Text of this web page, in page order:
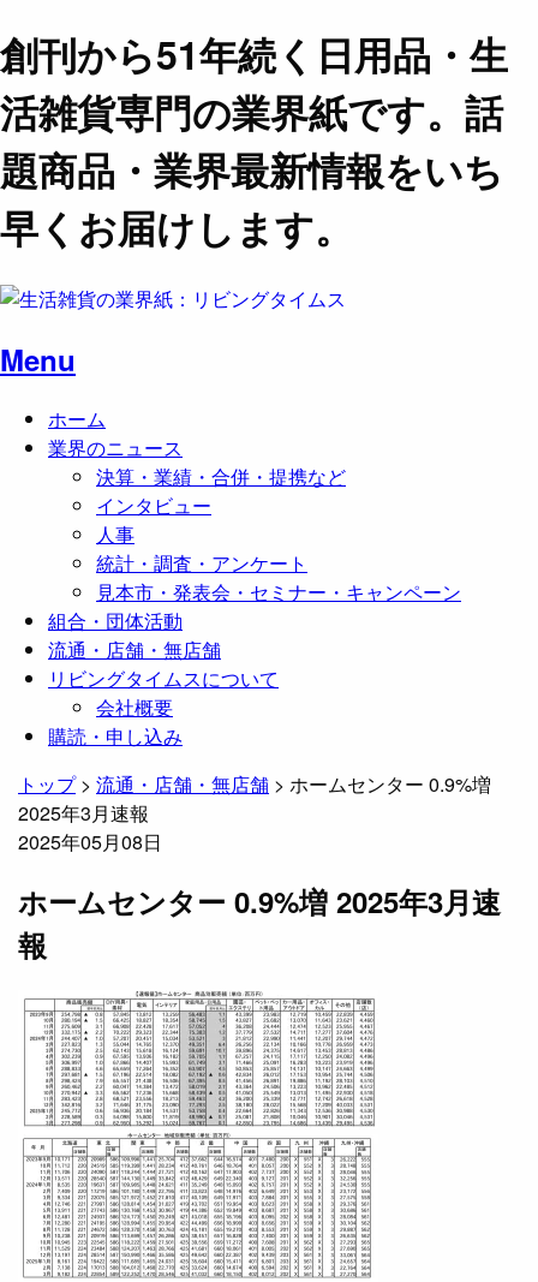
創刊から51年続く日用品・生
活雑貨専門の業界紙です。話
題商品・業界最新情報をいち
早くお届けします。
Menu
ホーム
業界のニュース
決算・業績・合併・提携など
インタビュー
人事
統計・調査・アンケート
見本市・発表会・セミナー・キャンペーン
組合・団体活動
流通・店舗・無店舗
リビングタイムスについて
会社概要
購読・申し込み
トップ> 流通・店舗・無店舗 > ホームセンター 0.9%増
2025年3月速報
2025年05月08日
ホームセンター 0.9%増 2025年3月速
報